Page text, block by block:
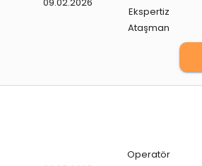
Ekspertiz
Ataşman
Operatör